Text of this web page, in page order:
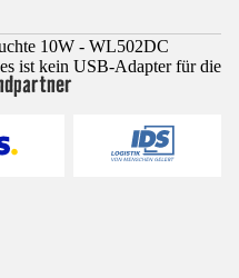
10W - WL502DC
ist kein USB-Adapter für die